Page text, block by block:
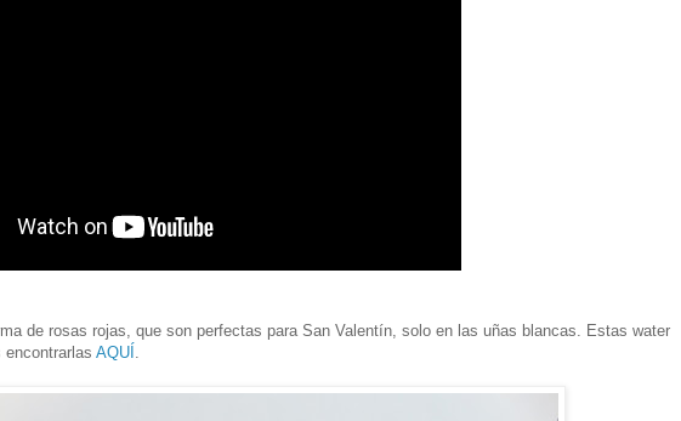
de rosas rojas, que son perfectas para San Valentín, solo en las uñas blancas. Estas water
AQUÍ